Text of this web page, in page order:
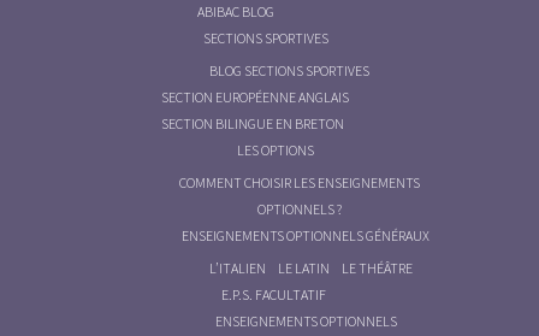
ABIBAC BLOG
SECTIONS SPORTIVES
BLOG SECTIONS SPORTIVES
SECTION EUROPÉENNE ANGLAIS
SECTION BILINGUE EN BRETON
LES OPTIONS
COMMENT CHOISIR LES ENSEIGNEMENTS
OPTIONNELS ?
ENSEIGNEMENTS OPTIONNELS GÉNÉRAUX
L’ITALIEN
LE LATIN
LE THÉÂTRE
E.P.S. FACULTATIF
ENSEIGNEMENTS OPTIONNELS